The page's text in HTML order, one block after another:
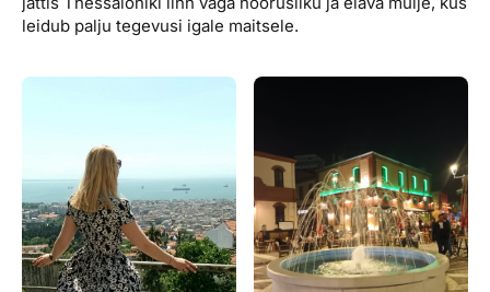
leidub palju tegevusi igale maitsele.